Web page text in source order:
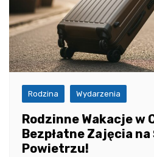
Rodzina Wydarzenia
Rodzinne Wakacje w
Bezpłatne Zajęcia
Powietrzu!